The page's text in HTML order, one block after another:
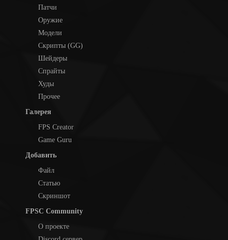
Патчи
Оружие
Модели
Скрипты (GG)
Шейдеры
Спрайты
Худы
Прочее
Галерея
FPS Creator
Game Guru
Добавить
Файл
Статью
Скриншот
FPSC Community
О проекте